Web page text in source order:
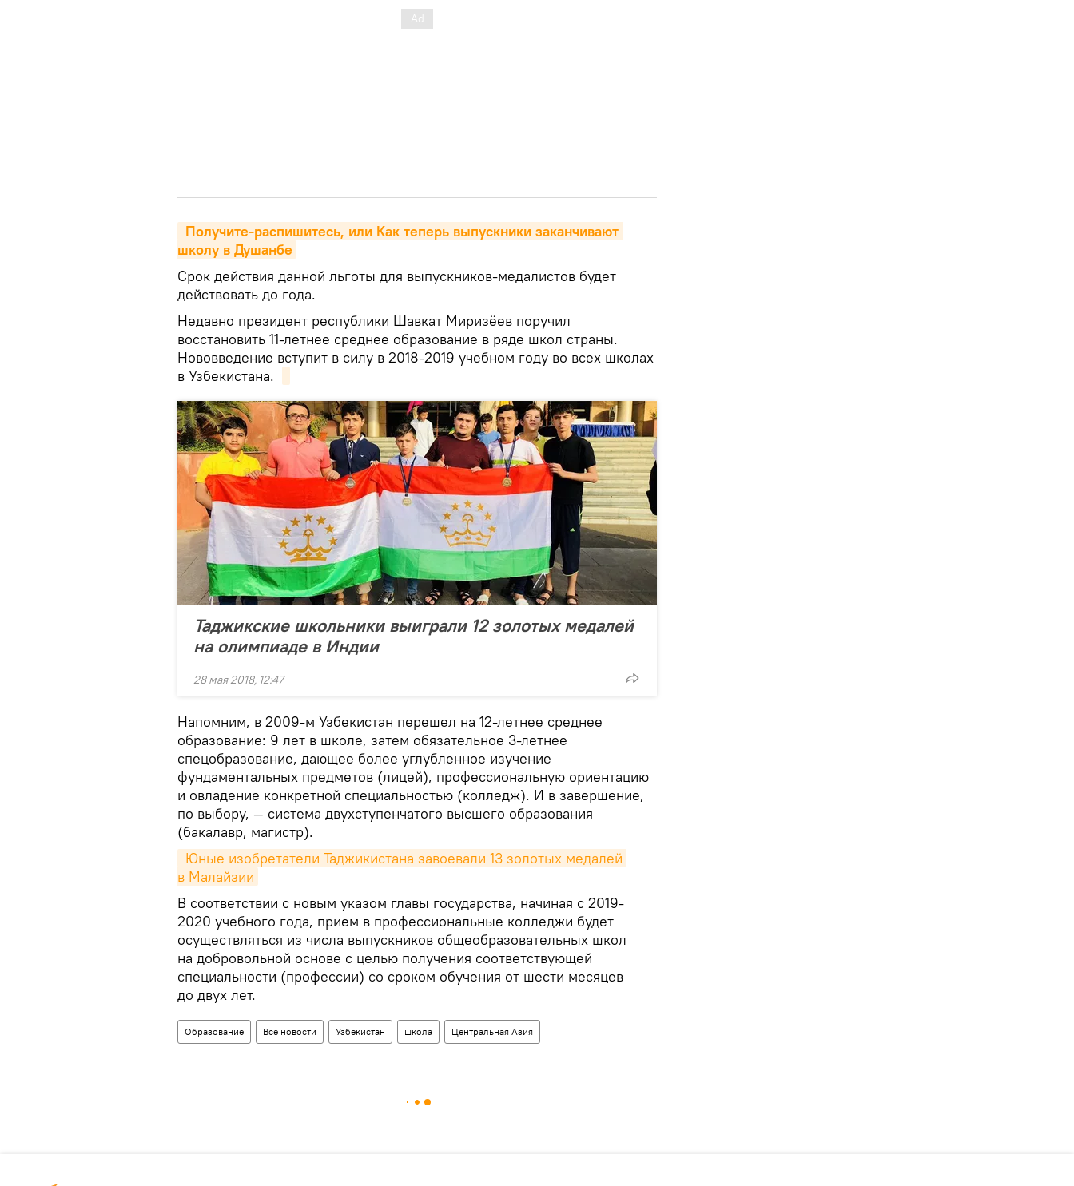
школу в Душанбе
Срок действия данной льготы для выпускников-медалистов будет
действовать до года.
Недавно президент республики Шавкат Миризёев поручил
восстановить 11-летнее среднее образование в ряде школ страны.
Нововведение вступит в силу в 2018-2019 учебном году во всех школах
в Узбекистана.
Таджикские школьники выиграли 12 золотых медалей
на олимпиаде в Индии
28 мая 2018, 12:47
Напомним, в 2009-м Узбекистан перешел на 12-летнее среднее
образование: 9 лет в школе, затем обязательное 3-летнее
спецобразование, дающее более углубленное изучение
фундаментальных предметов (лицей), профессиональную ориентацию
и овладение конкретной специальностью (колледж). И в завершение,
по выбору, — система двухступенчатого высшего образования
(бакалавр, магистр).
в Малайзии
В соответствии с новым указом главы государства, начиная с 2019-
2020 учебного года, прием в профессиональные колледжи будет
осуществляться из числа выпускников общеобразовательных школ
на добровольной основе с целью получения соответствующей
специальности (профессии) со сроком обучения от шести месяцев
до двух лет.
Образование Все новости Узбекистан школа Центральная Азия